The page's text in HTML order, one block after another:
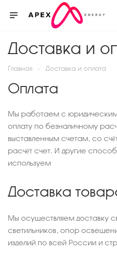
Доставка и
Главная — Доставка и оплата
Оплата
Мы работаем с
оплату по безналичному
выставленным счетам, со
расчёт счет. И другие
используем
Доставка
Мы осуществляем доставку
светильников, опор
изделий по всей России и